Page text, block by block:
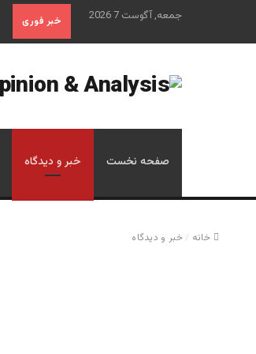
جمعه, آگوست 7 2026 خبر فوری
صفحه نخست خبر و دیدگاه
خانه /خبر و دیدگاه